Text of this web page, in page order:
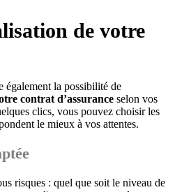
de votre
également la possibilité de
contrat d’assurance selon vos
clics, vous pouvez choisir les
le mieux à vos attentes.
risques : quel que soit le niveau de